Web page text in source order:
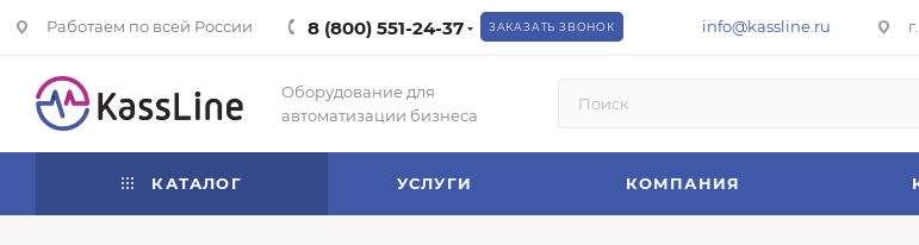
Работаем по всей России 8 (800) 551-24-37 ЗАКАЗАТЬ ЗВОНОК info@kassline.ru
Оборудование для
автоматизации бизнеса
КАТАЛОГ УСЛУГИ КОМПАНИЯ